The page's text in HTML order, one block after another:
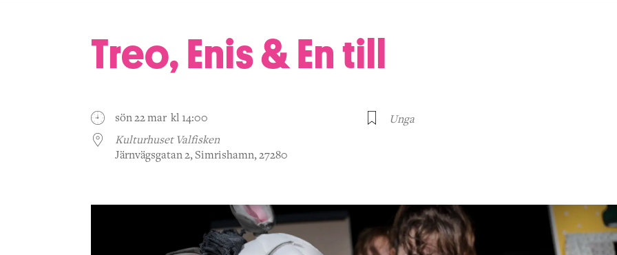
Treo, Enis & En till
sön 22 mar kl 14:00
Kulturhuset Valfisken
Järnvägsgatan 2, Simrishamn, 27280
Unga